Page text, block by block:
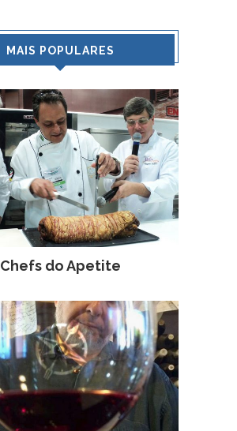
MAIS POPULARES
Chefs do Apetite